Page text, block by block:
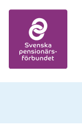
Skip to content